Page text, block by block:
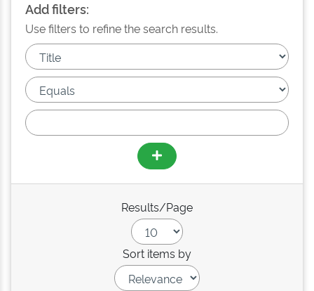
Add filters:
Use filters to refine the search results.
Results/Page
Sort items by